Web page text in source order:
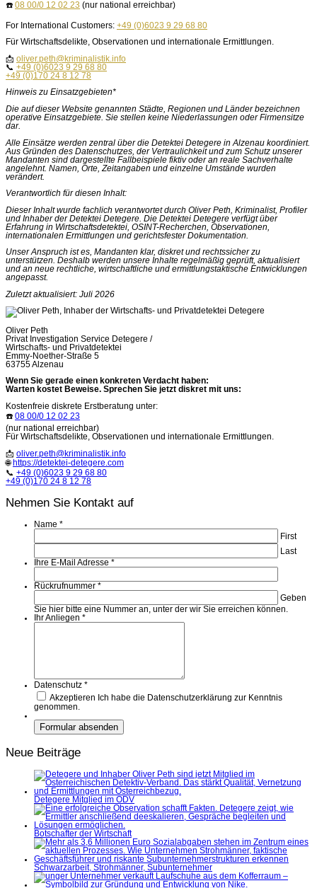
☎️ 08 00/0 12 02 23 (nur national erreichbar)
For International Customers: +49 (0)6023 9 29 68 80
Für Wirtschaftsdelikte, Observationen und internationale Ermittlungen.
📩 oliver.peth@kriminalistik.info
📞 +49 (0)6023 9 29 68 80
+49 (0)170 24 8 12 78
Hinweis zu Einsatzgebieten*
Die auf dieser Website genannten Städte, Regionen und Länder bezeichnen
operative Einsatzgebiete. Sie stellen keine Niederlassungen oder Firmensitze
dar.
Alle Einsätze werden zentral über die Detektei Detegere in Alzenau koordiniert.
Aus Gründen des Datenschutzes, der Vertraulichkeit und zum Schutz unserer
Mandanten sind dargestellte Fallbeispiele fiktiv oder an reale Sachverhalte
angelehnt. Namen, Orte, Zeitangaben und einzelne Umstände wurden
verändert.
Verantwortlich für diesen Inhalt:
Dieser Inhalt wurde fachlich verantwortet durch Oliver Peth, Kriminalist, Profiler
und Inhaber der Detektei Detegere. Die Detektei Detegere verfügt über
Erfahrung in Wirtschaftsdetektei, OSINT-Recherchen, Observationen,
internationalen Ermittlungen und gerichtsfester Dokumentation.
Unser Anspruch ist es, Mandanten klar, diskret und rechtssicher zu
unterstützen. Deshalb werden unsere Inhalte regelmäßig geprüft, aktualisiert
und an neue rechtliche, wirtschaftliche und ermittlungstaktische Entwicklungen
angepasst.
Zuletzt aktualisiert: Juli 2026
Oliver Peth
Privat Investigation Service Detegere /
Wirtschafts- und Privatdetektei
Emmy-Noether-Straße 5
63755 Alzenau
Wenn Sie gerade einen konkreten Verdacht haben:
Warten kostet Beweise. Sprechen Sie jetzt diskret mit uns:
Kostenfreie diskrete Erstberatung unter:
☎️ 08 00/0 12 02 23
(nur national erreichbar)
Für Wirtschaftsdelikte, Observationen und internationale Ermittlungen.
📩 oliver.peth@kriminalistik.info
🌐 https://detektei-detegere.com
📞 +49 (0)6023 9 29 68 80
+49 (0)170 24 8 12 78
Nehmen Sie Kontakt auf
Name *
First
Last
Ihre E-Mail Adresse *
Rückrufnummer *
Geben
Sie hier bitte eine Nummer an, unter der wir Sie erreichen können.
Ihr Anliegen *
Datenschutz *
Akzeptieren Ich habe die Datenschutzerklärung zur Kenntnis
genommen.
Neue Beiträge
Detegere Mitglied im ÖDV
Botschafter der Wirtschaft
Schwarzarbeit, Strohmänner, Subunternehmer